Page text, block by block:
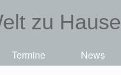
zu Hause
Termine News